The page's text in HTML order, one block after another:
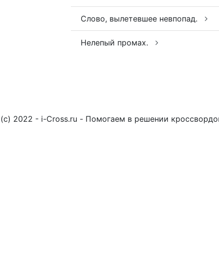
Слово, вылетевшее невпопад.
Нелепый промах.
(c) 2022 - i-Cross.ru - Помогаем в решении